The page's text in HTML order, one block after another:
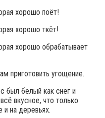
хорошо поёт!
хорошо ткёт!
хорошо обрабатывает
приготовить угощение.
был белый как снег и
вкусное, что только
и на деревьях.